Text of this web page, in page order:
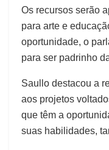
Os recursos serão
para arte e
oportunidade, o
para ser padrinho
Saullo destacou a
aos projetos
que têm a
suas habilidades,